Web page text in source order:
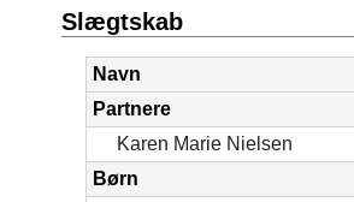
Slægtskab
Navn
Partnere
Karen Marie Nielsen
Børn